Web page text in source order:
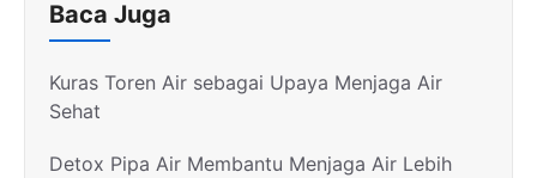
Baca Juga
Kuras Toren Air sebagai Upaya Menjaga Air
Sehat
Detox Pipa Air Membantu Menjaga Air Lebih